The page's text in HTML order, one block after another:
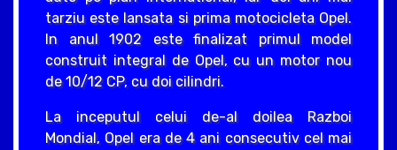
tarziu este lansata si prima motocicleta Opel.
In anul 1902 este finalizat primul model
construit integral de Opel, cu un motor nou
de 10/12 CP, cu doi cilindri.
La inceputul celui de-al doilea Razboi
Mondial, Opel era de 4 ani consecutiv cel mai